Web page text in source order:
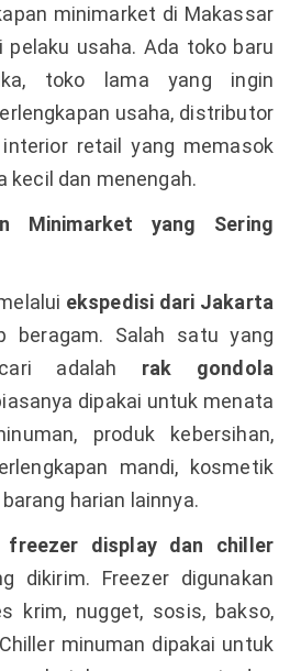
minimarket di Makassar
pelaku usaha. Ada toko baru
toko lama yang ingin
usaha, distributor
retail yang memasok
kecil dan menengah.
Minimarket yang Sering
ekspedisi dari Jakarta
beragam. Salah satu yang
adalah rak gondola
dipakai untuk menata
produk kebersihan,
mandi, kosmetik
harian lainnya.
freezer display dan chiller
dikirim. Freezer digunakan
krim, nugget, sosis, bakso,
minuman dipakai untuk